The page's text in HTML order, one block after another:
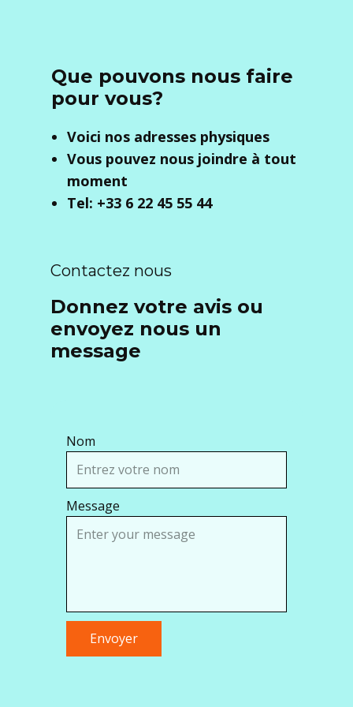
Que pouvons nous faire
pour vous?
Voici nos adresses physiques
Vous pouvez nous joindre à tout
moment
Tel: +33 6 22 45 55 44
Contactez nous
Donnez votre avis ou
envoyez nous un
message
Nom
Message
Envoyer